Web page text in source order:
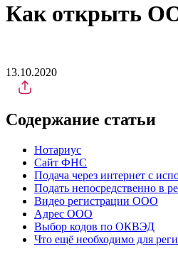
Как открыть
13.10.2020
Содержание статьи
Нотариус
Сайт ФНС
Подача через интернет с
Подать непосредственно в
Видео регистрации ООО
Адрес ООО
Выбор кодов по ОКВЭД
Что ещё необходимо для